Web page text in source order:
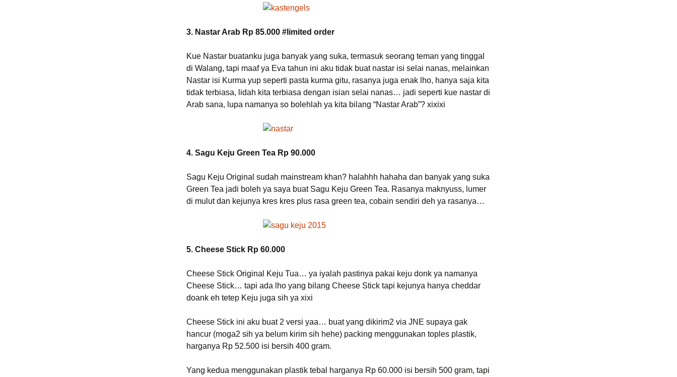
3. Nastar Arab Rp 85.000 #limited order
Kue Nastar buatanku juga banyak yang suka, termasuk seorang teman yang tinggal
di Walang, tapi maaf ya Eva tahun ini aku tidak buat nastar isi selai nanas, melainkan
Nastar isi Kurma yup seperti pasta kurma gitu, rasanya juga enak lho, hanya saja kita
tidak terbiasa, lidah kita terbiasa dengan isian selai nanas… jadi seperti kue nastar di
Arab sana, lupa namanya so bolehlah ya kita bilang “Nastar Arab”? xixixi
4. Sagu Keju Green Tea Rp 90.000
Sagu Keju Original sudah mainstream khan? halahhh hahaha dan banyak yang suka
Green Tea jadi boleh ya saya buat Sagu Keju Green Tea. Rasanya maknyuss, lumer
di mulut dan kejunya kres kres plus rasa green tea, cobain sendiri deh ya rasanya…
5. Cheese Stick Rp 60.000
Cheese Stick Original Keju Tua… ya iyalah pastinya pakai keju donk ya namanya
Cheese Stick… tapi ada lho yang bilang Cheese Stick tapi kejunya hanya cheddar
doank eh tetep Keju juga sih ya xixi
Cheese Stick ini aku buat 2 versi yaa… buat yang dikirim2 via JNE supaya gak
hancur (moga2 sih ya belum kirim sih hehe) packing menggunakan toples plastik,
harganya Rp 52.500 isi bersih 400 gram.
Yang kedua menggunakan plastik tebal harganya Rp 60.000 isi bersih 500 gram, tapi